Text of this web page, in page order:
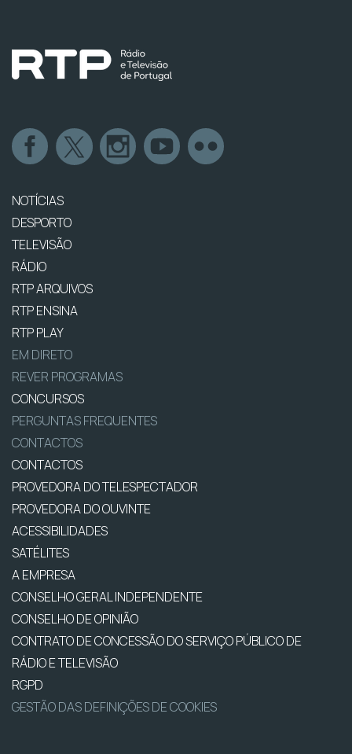
NOTÍCIAS
DESPORTO
TELEVISÃO
RÁDIO
RTP ARQUIVOS
RTP ENSINA
RTP PLAY
EM DIRETO
REVER PROGRAMAS
CONCURSOS
PERGUNTAS FREQUENTES
CONTACTOS
CONTACTOS
PROVEDORA DO TELESPECTADOR
PROVEDORA DO OUVINTE
ACESSIBILIDADES
SATÉLITES
A EMPRESA
CONSELHO GERAL INDEPENDENTE
CONSELHO DE OPINIÃO
CONTRATO DE CONCESSÃO DO SERVIÇO PÚBLICO DE
RÁDIO E TELEVISÃO
RGPD
GESTÃO DAS DEFINIÇÕES DE COOKIES